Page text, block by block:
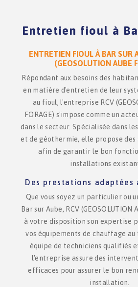
Entretien fioul à
ENTRETIEN FIOUL À BAR SUR
(GEOSOLUTION AUBE
Répondant aux besoins des
en matière d'entretien de leur
au fioul, l'entreprise RCV
FORAGE) s'impose comme un
dans le secteur. Spécialisée dans
et de géothermie, elle propose des
afin de garantir le bon
installations
Des prestations adaptées
Que vous soyez un particulier ou
Bar sur Aube, RCV (GEOSOLUTION
à votre disposition son expertise
vos équipements de chauffage au
équipe de techniciens qualifiés
l'entreprise assure des
efficaces pour assurer le bon
installation.